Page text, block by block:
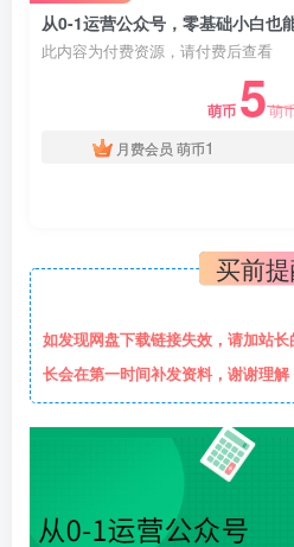
此内容为付费资源，请付费后查看
萌币 5萌
月费会员 萌币1
买前
如发现网盘下载链接失效，请加站
长会在第一时间补发资料，谢谢理解